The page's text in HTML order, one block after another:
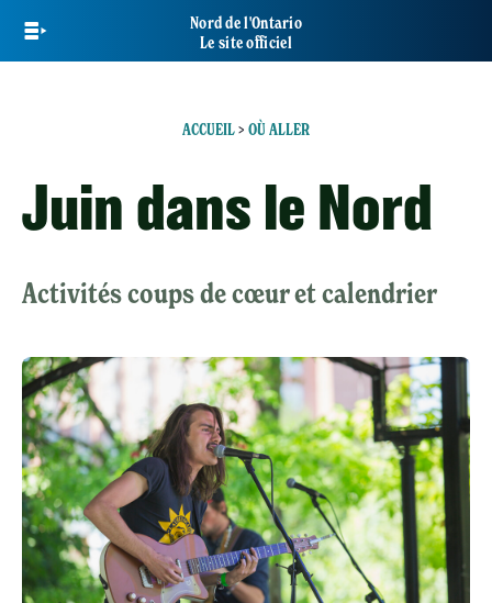
main
Nord de l'Ontario
Le site officiel
ACCUEIL> OÙ ALLER
Juin dans le Nord
Activités coups de cœur et calendrier